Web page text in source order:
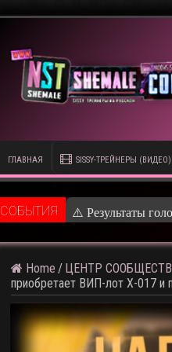
ГЛАВНАЯ SISSY-ТРЕЙНЕРЫ (ВИДЕО)
CОБЫТИЯ ⚠️ Результаты
Home / ЦЕНТР
приобретает ВИП-лот X-017 и